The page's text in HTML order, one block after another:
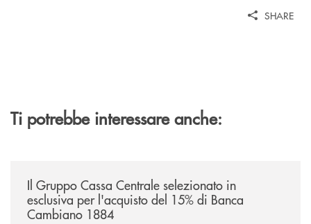
SHARE
Ti potrebbe interessare anche:
Il Gruppo Cassa Centrale selezionato in
esclusiva per l'acquisto del 15% di Banca
Cambiano 1884